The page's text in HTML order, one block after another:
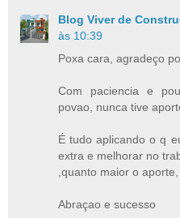
Blog Viver de
às 10:39
Poxa cara, agradeço
Com paciencia e
povao, nunca tive
É tudo aplicando o q
extra e melhorar no
,quanto maior o aporte,
Abraçao e sucesso